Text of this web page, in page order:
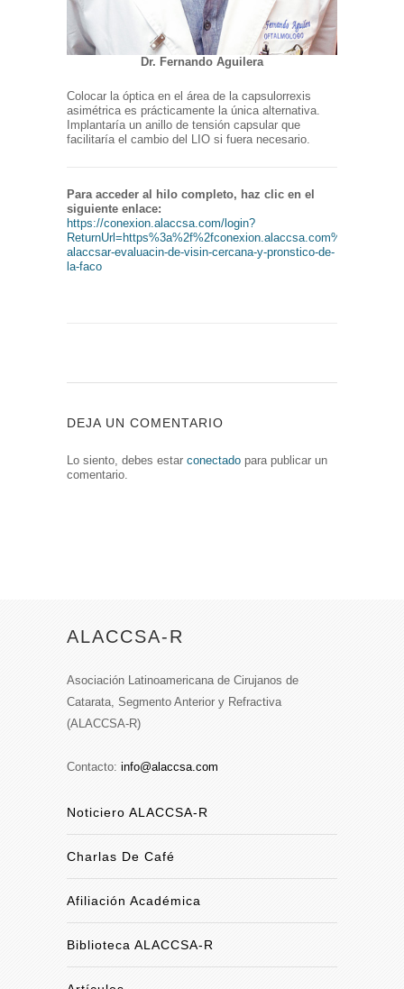
Dr. Fernando Aguilera
Colocar la óptica en el área de la capsulorrexis
asimétrica es prácticamente la única alternativa.
Implantaría un anillo de tensión capsular que
facilitaría el cambio del LIO si fuera necesario.
Para acceder al hilo completo, haz clic en el
siguiente enlace:
https://conexion.alaccsa.com/login?
alaccsar-evaluacin-de-visin-cercana-y-pronstico-de-
la-faco
DEJA UN COMENTARIO
Lo siento, debes estar conectado para publicar un
comentario.
ALACCSA-R
Asociación Latinoamericana de Cirujanos de
Catarata, Segmento Anterior y Refractiva
(ALACCSA-R)
Contacto: info@alaccsa.com
Noticiero ALACCSA-R
Charlas De Café
Afiliación Académica
Biblioteca ALACCSA-R